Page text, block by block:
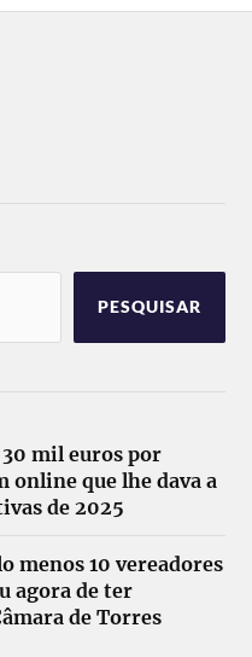
PESQUISAR
mil euros por
online que lhe dava a
de 2025
menos 10 vereadores
agora de ter
de Torres